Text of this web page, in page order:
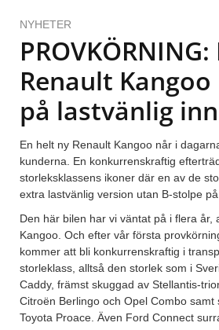
NYHETER
PROVKÖRNING:
Renault
på lastvänlig
En helt ny Renault Kangoo når i
kunderna. En konkurrenskraftig
storleksklassens ikoner där en av de
extra lastvänlig version utan B-stolpe på
Den här bilen har vi väntat på i flera år,
Kangoo. Och efter vår första
kommer att bli konkurrenskraftig i
storleklass, alltså den storlek som i
Caddy, främst skuggad av Stellantis-
Citroën Berlingo och Opel Combo samt
Toyota Proace. Även Ford Connect